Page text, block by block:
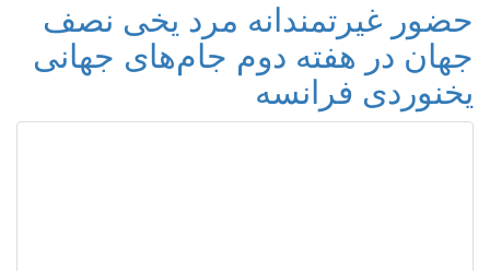
حضور غیرتمندانه مرد یخی نصف
جهان در هفته دوم جام‌های جهانی
یخنوردی فرانسه